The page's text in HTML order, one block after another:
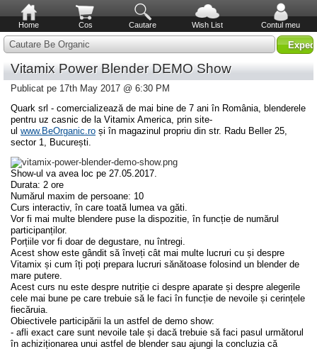
Home Cos Cautare Wish List Contul meu
Cautare Be Organic
Vitamix Power Blender DEMO Show
Publicat pe 17th May 2017 @ 6:30 PM
Quark srl - comercializează de mai bine de 7 ani în România, blenderele
pentru uz casnic de la Vitamix America, prin site-
ul www.BeOrganic.ro și în magazinul propriu din str. Radu Beller 25,
sector 1, București.
Show-ul va avea loc pe 27.05.2017.
Durata: 2 ore
Numărul maxim de persoane: 10
Curs interactiv, în care toată lumea va găti.
Vor fi mai multe blendere puse la dispozitie, în funcție de numărul
participanților.
Porțiile vor fi doar de degustare, nu întregi.
Acest show este gândit să înveți cât mai multe lucruri cu și despre
Vitamix și cum îți poți prepara lucruri sănătoase folosind un blender de
mare putere.
Acest curs nu este despre nutriție ci despre aparate și despre alegerile
cele mai bune pe care trebuie să le faci în funcție de nevoile și cerințele
fiecăruia.
Obiectivele participării la un astfel de demo show:
- afli exact care sunt nevoile tale și dacă trebuie să faci pasul următorul
în achiziționarea unui astfel de blender sau ajungi la concluzia că